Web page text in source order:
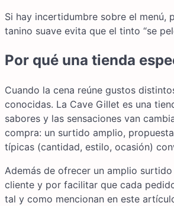
Si hay incertidumbre sobre el
tanino suave evita que el tinto “se
Por qué una tienda
Cuando la cena reúne gustos
conocidas. La Cave Gillet es una
sabores y las sensaciones van
compra: un surtido amplio,
típicas (cantidad, estilo, ocasión)
Además de ofrecer un amplio
cliente y por facilitar que cada
tal y como mencionan en este